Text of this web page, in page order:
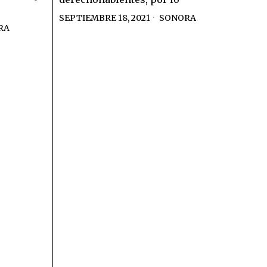
SEPTIEMBRE 18, 2021 SONORA